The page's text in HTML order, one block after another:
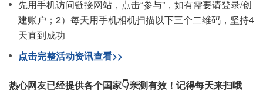
先用手机访问链接网站，点击“参与”，如有需要请登录/创
建账户；2）每天用手机相机扫描以下三个二维码，坚持4
天直到成功
点击完整活动资讯查看>>
热心网友已经提供各个国家👇亲测有效！记得每天来扫哦